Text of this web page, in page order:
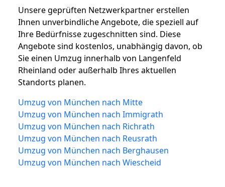
Unsere geprüften Netzwerkpartner erstellen
Ihnen unverbindliche Angebote, die speziell auf
Ihre Bedürfnisse zugeschnitten sind. Diese
Angebote sind kostenlos, unabhängig davon, ob
Sie einen Umzug innerhalb von Langenfeld
Rheinland oder außerhalb Ihres aktuellen
Standorts planen.
Umzug von München nach Mitte
Umzug von München nach Immigrath
Umzug von München nach Richrath
Umzug von München nach Reusrath
Umzug von München nach Berghausen
Umzug von München nach Wiescheid